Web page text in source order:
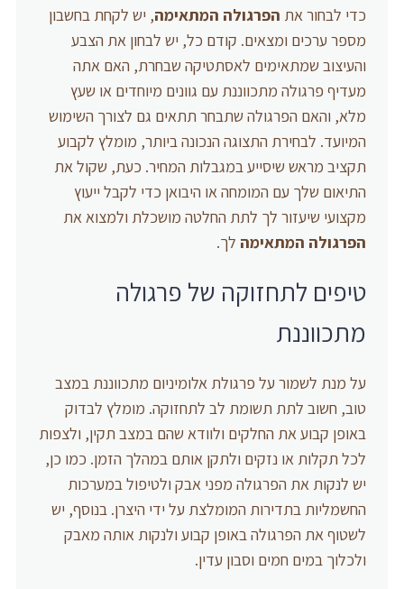
כדי לבחור את הפרגולה המתאימה, יש לקחת בחשבון
מספר ערכים ומצאים. קודם כל, יש לבחון את הצבע
והעיצוב שמתאימים לאסתטיקה שבחרת, האם אתה
מעדיף פרגולה מתכווננת עם גוונים מיוחדים או שעץ
מלא, והאם הפרגולה שתבחר תתאים גם לצורך השימוש
המיועד. לבחירת התצוגה הנכונה ביותר, מומלץ לקבוע
תקציב מראש שיסייע במגבלות המחיר. כעת, שקול את
התיאום שלך עם המומחה או היבואן כדי לקבל ייעוץ
מקצועי שיעזור לך לתת החלטה מושכלת ולמצוא את
הפרגולה המתאימה לך.
טיפים לתחזוקה של פרגולה
מתכווננת
על מנת לשמור על פרגולת אלומיניום מתכווננת במצב
טוב, חשוב לתת תשומת לב לתחזוקה. מומלץ לבדוק
באופן קבוע את החלקים ולוודא שהם במצב תקין, ולצפות
לכל תקלות או נזקים ולתקן אותם במהלך הזמן. כמו כן,
יש לנקות את הפרגולה מפני אבק ולטיפול במערכות
החשמליות בתדירות המומלצת על ידי היצרן. בנוסף, יש
לשטוף את הפרגולה באופן קבוע ולנקות אותה מאבק
ולכלוך במים חמים וסבון עדין.